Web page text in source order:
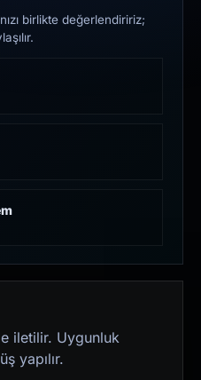
birlikte değerlendiririz;
iletilir. Uygunluk
yapılır.